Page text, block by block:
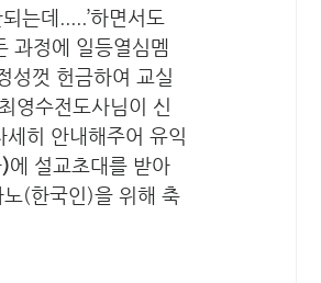
는데.....’하면서도
과정에 일등열심멤
성껏 헌금하여 교실
영수전도사님이 신
히 안내해주어 유익
)에 설교초대를 받아
(한국인)을 위해 축